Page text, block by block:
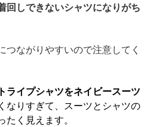
回しできないシャツになりがち
つながりやすいので注意してく
ライプシャツをネイビースーツ
なりすぎて、スーツとシャツの
く見えます。